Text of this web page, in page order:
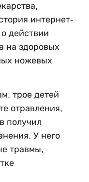
интернет-
действии
на здоровых
ножевых
трое детей
отравления,
получил
У него
травмы,